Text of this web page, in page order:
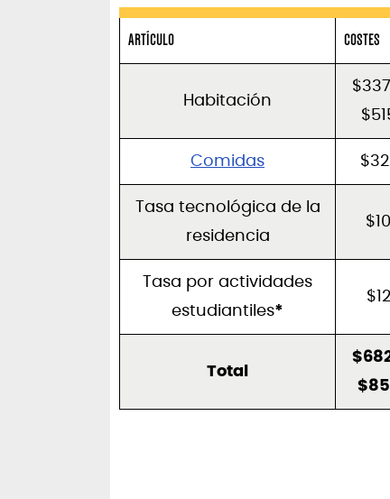
ARTÍCULO COSTES
Habitación
Comidas
Tasa tecnológica de la
residencia
Tasa por actividades
estudiantiles*
Total